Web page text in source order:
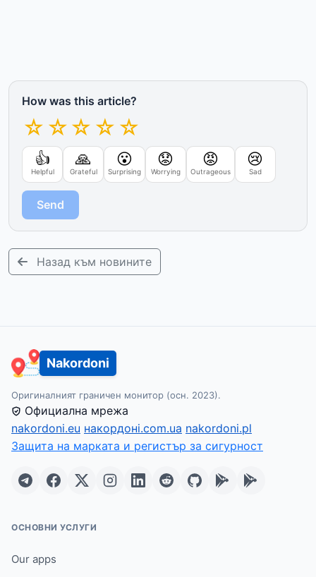
How was this article?
☆ ☆☆ ☆ ☆
👍
Helpful
🙏
Grateful
😮
Surprising
😟
Worrying
😡
Outrageous
😢
Sad
Send
Назад към новините
Nakordoni
Оригиналният граничен монитор (осн. 2023).
Официална мрежа
nakordoni.eu накордоні.com.ua nakordoni.pl
Защита на марката и регистър за сигурност
ОСНОВНИ УСЛУГИ
Our apps